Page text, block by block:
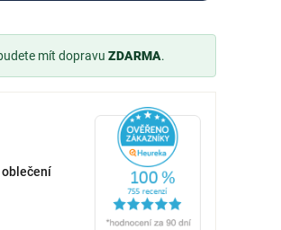
mít dopravu ZDARMA.